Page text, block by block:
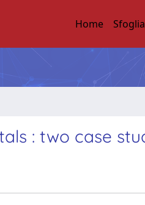
Home Sfoglia
: two case